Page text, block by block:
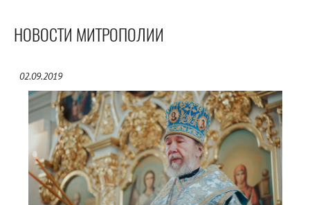
НОВОСТИ МИТРОПОЛИИ
02.09.2019